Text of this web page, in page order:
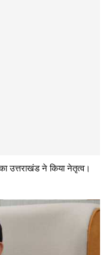
उत्तराखंड ने किया नेतृत्व।